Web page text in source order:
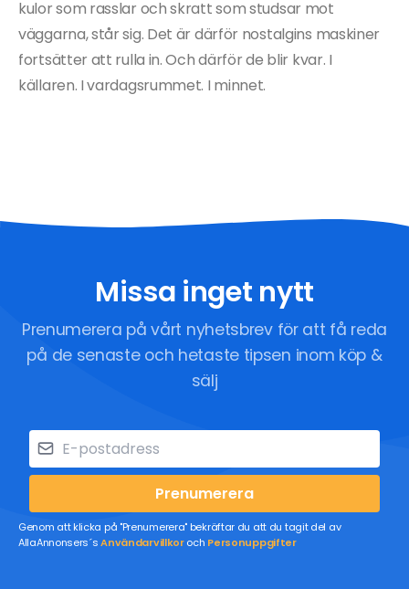
kulor som rasslar och skratt som studsar mot
väggarna, står sig. Det är därför nostalgins maskiner
fortsätter att rulla in. Och därför de blir kvar. I
källaren. I vardagsrummet. I minnet.
Missa inget nytt
Prenumerera på vårt nyhetsbrev för att få reda
på de senaste och hetaste tipsen inom köp &
sälj
Prenumerera
Genom att klicka på "Prenumerera" bekräftar du att du tagit del av
AllaAnnonsers´sAnvändarvillkoroch Personuppgifter